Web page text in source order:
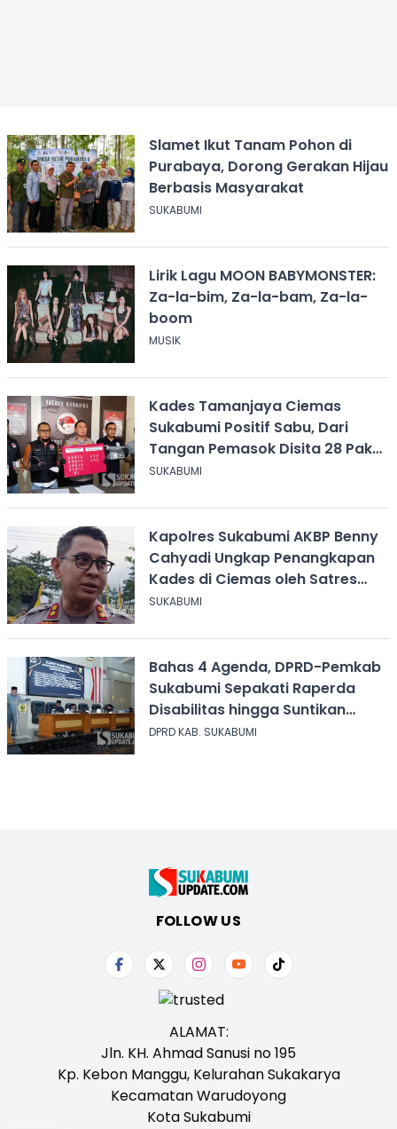
Slamet Ikut Tanam Pohon di
Purabaya, Dorong Gerakan Hijau
Berbasis Masyarakat
SUKABUMI
Lirik Lagu MOON BABYMONSTER:
Za-la-bim, Za-la-bam, Za-la-
boom
MUSIK
Kades Tamanjaya Ciemas
Sukabumi Positif Sabu, Dari
Tangan Pemasok Disita 28 Paket
Narkoba
SUKABUMI
Kapolres Sukabumi AKBP Benny
Cahyadi Ungkap Penangkapan
Kades di Ciemas oleh Satres
Narkoba
SUKABUMI
Bahas 4 Agenda, DPRD-Pemkab
Sukabumi Sepakati Raperda
Disabilitas hingga Suntikan
Modal Perum Pesona Wisata
DPRD KAB. SUKABUMI
FOLLOW US
ALAMAT:
Jln. KH. Ahmad Sanusi no 195
Kp. Kebon Manggu, Kelurahan Sukakarya
Kecamatan Warudoyong
Kota Sukabumi